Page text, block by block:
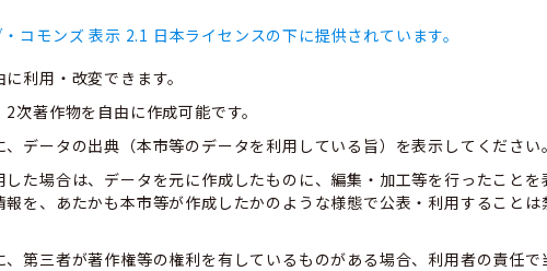
コモンズ 表示 2.1 日本ライセンスの下に提供されています。
利用・改変できます。
次著作物を自由に作成可能です。
データの出典（本市等のデータを利用している旨）を表示してください。
た場合は、データを元に作成したものに、編集・加工等を行ったことを
を、あたかも本市等が作成したかのような様態で公表・利用することは
第三者が著作権等の権利を有しているものがある場合、利用者の責任で